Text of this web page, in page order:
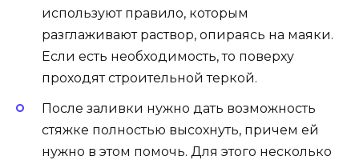
используют правило, которым
разглаживают раствор, опираясь на маяки.
Если есть необходимость, то поверху
проходят строительной теркой.
После заливки нужно дать возможность
стяжке полностью высохнуть, причем ей
нужно в этом помочь. Для этого несколько